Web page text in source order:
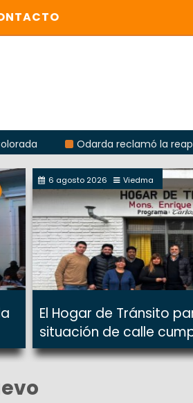
Odarda reclamó la reapertura de
6 agosto 2026 Viedma
El Hogar de Tránsito
situación de calle